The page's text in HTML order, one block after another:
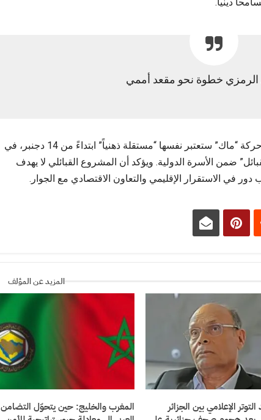
دينياً.
الرمزي خطوة نحو مقعد أممي
في الجزء الختامي من كلمته، قال مهني إن حركة “ماك” ستعتبر نفسها “مستقلة ذهنياً” ابتداءً من 14 دجنبر، في
ضمن الأسرة الدولية. ويؤكد أن المشروع القبائلي لا يهدف
في الاستقرار الإقليمي والتعاون الاقتصادي مع الجوار.
المزيد عن المؤلف
الإعلامي بين الجزائر
المغرب والخليج: حين يتحوّل التضامن